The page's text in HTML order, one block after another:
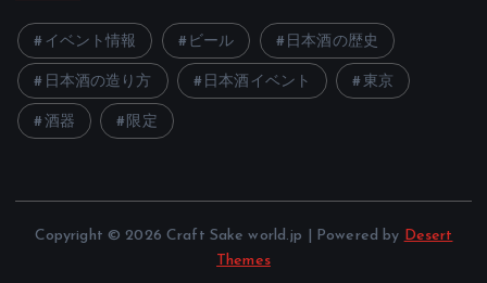
イベント情報 ビール 日本酒の歴史
日本酒の造り方 日本酒イベント 東京
酒器 限定
Copyright © 2026 Craft Sake world.jp | Powered by Desert
Themes